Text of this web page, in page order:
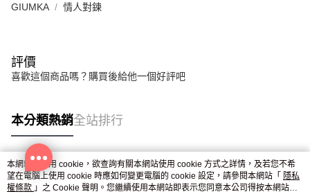
GIUMKA 情人對鍊
評價
喜歡這個商品嗎？購買後給他一個好評吧
本分類熱銷全站排行
熱門標籤
本網站中使用 cookie，欲查詢有關本網站使用 cookie 方式之詳情，及若您不希
望在電腦上使用 cookie 時應如何變更電腦的 cookie 設定，請參閱本網站「 隱私
權條款 」之 Cookie 聲明。您繼續使用本網站即表示您同意本公司得按本網站使